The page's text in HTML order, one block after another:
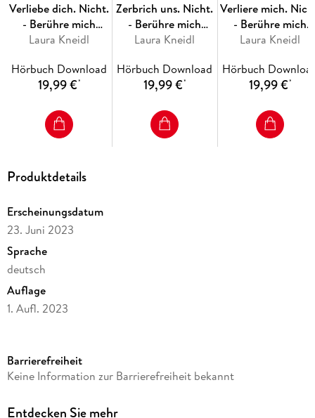
Aprils und Gavins Geschichte:
VERGISS UNS. NICHT.
Verliebe dich. Nicht.
- Berühre mich
nicht-Reihe, Teil 5
Laura Kneidl
Hörbuch Download
19,99 €*
Zerbrich uns. Nicht.
- Berühre mich
nicht-Reihe, Teil 4
Laura Kneidl
Hörbuch Download
19,99 €*
Verliere mich.
- Berühre mich
nicht-Reihe, Teil 2
Laura Kneidl
Hörbuch
19,99 €*
Produktdetails
Erscheinungsdatum
23. Juni 2023
Sprache
deutsch
Auflage
1. Aufl. 2023
Dateigröße
Laufzeit
Barrierefreiheit
Keine Information zur Barrierefreiheit bekannt
Entdecken Sie mehr